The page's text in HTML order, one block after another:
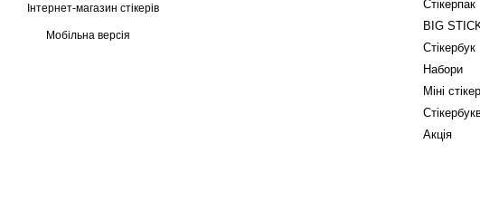
Інтернет-магазин стікерів
Мобільна версія
Стікерпак
BIG
Стікербук
Набори
Міні
Акція